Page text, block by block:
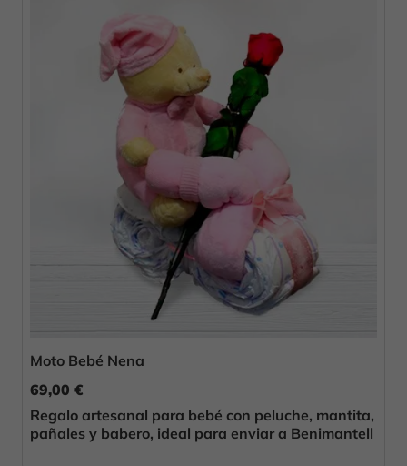
Moto Bebé Nena
69,00 €
Regalo artesanal para bebé con peluche, mantita,
pañales y babero, ideal para enviar a Benimantell